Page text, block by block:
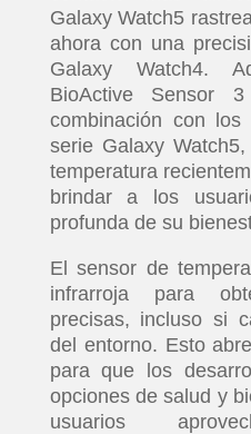
Galaxy Watch5
ahora con una
Galaxy Watch4.
BioActive Sensor
combinación con
serie Galaxy
temperatura
brindar a los
profunda de su
El sensor de
infrarroja para
precisas, incluso si
del entorno. Esto
para que los
opciones de salud y
usuarios